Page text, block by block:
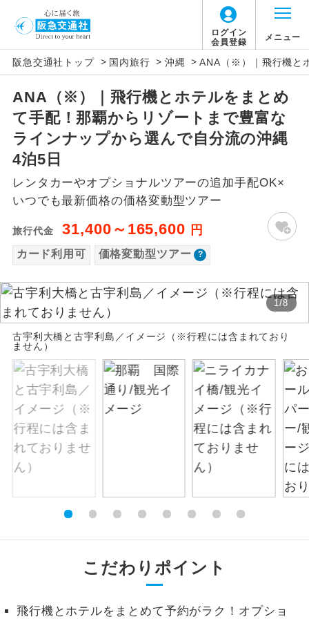
ログイン
会員登録
メニュー
阪急交通社トップ > 国内旅行 > 沖縄 > ANA（※）｜飛行機と
ANA（※）｜飛行機とホテルをまとめ
て手配！那覇からリゾートまで豊富な
ラインナップから選んで自分流の沖縄
4泊5日
レンタカーやオプショナルツアーの追加手配OK×
いつでも最新価格の価格変動型ツアー
旅行代金 31,400～165,600 円
カード利用可 価格変動型ツアー
1/8
古宇利大橋と古宇利島／イメージ（※行程には含まれており
ません）
こだわりポイント
飛行機とホテルをまとめて予約がラク！オプショ
アイコン 説明
添乗員同行
往路出発空港（駅）から復路到着空港
（駅）まで同行します。
現地添乗員同
行
バスガイド乗
バスガイドが乗務し、車内での観光案内
新コース 初登場のコースです。
世界遺産
ユネスコに登録されている文化遺産や自
然遺産を訪ねるコースです。
絶景 絶景スポットに立ち寄るコースです。
温泉 温泉地にも宿泊するコースです。
露天風呂
ご宿泊ホテルに露天風呂が付いていま
大浴場 ご宿泊ホテルに大浴場が付いています。
全てのお食事が付いていますので、お食
く）
だけます。
ホン
をじっくり聞くことができます。
「価格変動型ツアー」に関するご案内
価格変動型ツアーとは
航空会社が設定する「個人包括旅行運
賃」を利用したツアーです。
お申し込み時期・ご利用便の空席状況に
よって料金が変動いたします。
以下の注意事項をあらかじめご了承いただき
ますようお願いいたします。
お支払いについて
お支払いは、クレジットカード決済のみとな
ります。
お申し込みの最後にクレジットカード決済を
していただき、決済手続き完了をもちまし
て、ご旅行の契約が成立となります。
ご予約方法について
ウェブ限定コースとなりますので、コールセ
ません。